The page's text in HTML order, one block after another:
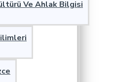
Ve Ahlak Bilgisi